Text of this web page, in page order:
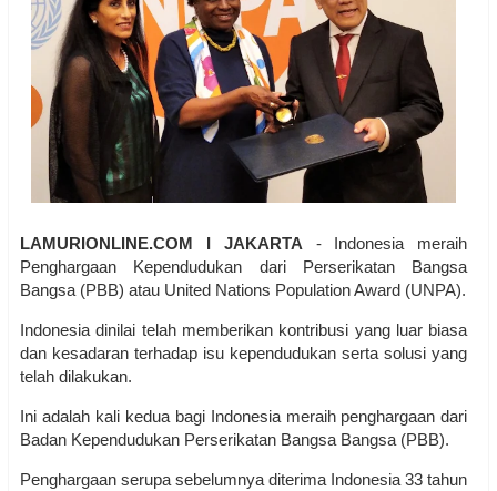
LAMURIONLINE.COM I JAKARTA - Indonesia meraih
Penghargaan Kependudukan dari Perserikatan Bangsa
Bangsa (PBB) atau United Nations Population Award (UNPA).
Indonesia dinilai telah memberikan kontribusi yang luar biasa
dan kesadaran terhadap isu kependudukan serta solusi yang
telah dilakukan.
Ini adalah kali kedua bagi Indonesia meraih penghargaan dari
Badan Kependudukan Perserikatan Bangsa Bangsa (PBB).
Penghargaan serupa sebelumnya diterima Indonesia 33 tahun